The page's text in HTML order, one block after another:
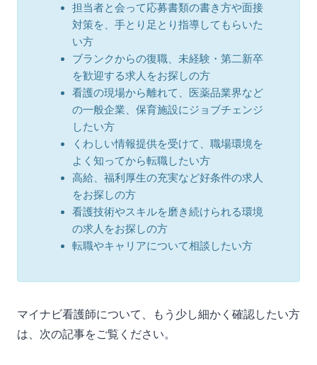
担当者と会って応募書類の書き方や面接
対策を、手とり足とり指導してもらいた
い方
ブランクからの復職、未経験・第二新卒
を歓迎する求人をお探しの方
看護の現場から離れて、医薬品業界など
の一般企業、保育施設にジョブチェンジ
したい方
くわしい情報提供を受けて、職場環境を
よく知ってから転職したい方
高給、福利厚生の充実など好条件の求人
をお探しの方
看護技術やスキルを磨き続けられる環境
の求人をお探しの方
転職やキャリアについて相談したい方
マイナビ看護師について、もう少し細かく確認したい方
は、次の記事をご覧ください。